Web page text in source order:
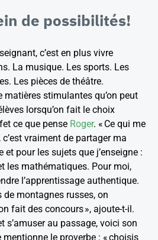
de possibilités!
c’est en plus vivre
La musique. Les sports. Les
Les pièces de théâtre.
matières stimulantes qu’on peut
lorsqu’on fait le choix
ce que pense Roger. « Ce qui me
vraiment de partager ma
pour les sujets que j’enseigne :
les mathématiques. Pour moi,
l’apprentissage authentique.
de montagnes russes, on
fait des concours », ajoute-t-il.
s’amuser au passage, voici son
le proverbe : « choisis